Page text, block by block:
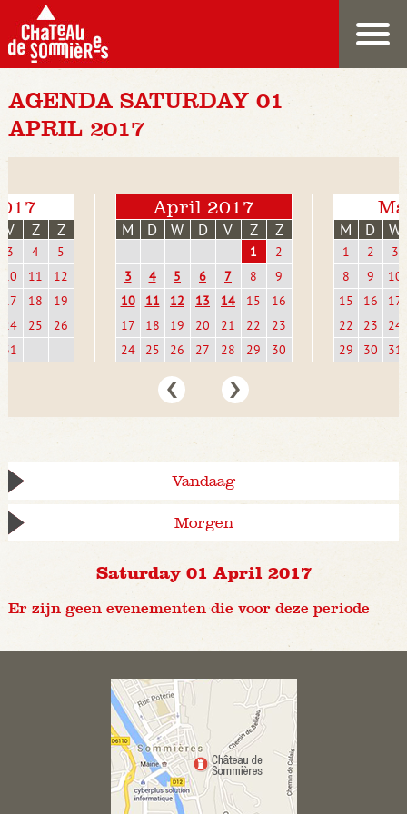
AGENDA SATURDAY 01
APRIL 2017
V Z Z
3 4
5
10
11
12
17
18
19
24
25
26
31
April 2017
M D W D V Z Z
1
2
3
4 5 6 7 8
9
10
11 12 13 14 15
16
17
18 19 20 21 22
23
24
25 26 27 28 29 30
M D W
1 2
3
8
9
10
15
16
17
22
23
24
29
30 31
Vandaag
Morgen
Saturday 01 April 2017
Er zijn geen evenementen die voor deze periode